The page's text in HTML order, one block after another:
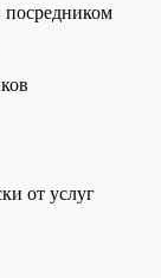
от услуг